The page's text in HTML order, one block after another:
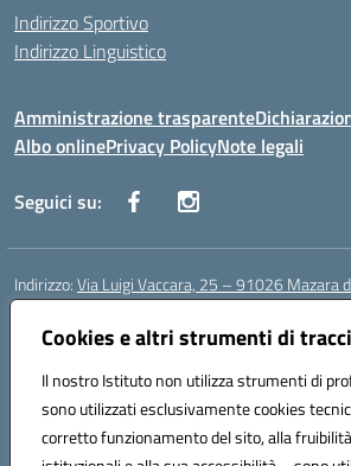
Cookies e altri strumenti di
Il nostro Istituto non utilizza strumenti di
sono utilizzati esclusivamente cookies
corretto funzionamento del sito, alla
Indirizzo Sportivo
Indirizzo Linguistico
Amministrazione trasparente
Albo onlinePrivacy PolicyNote legali
Seguici su:
Indirizzo:Via Luigi Vaccara, 25 – 91026 Mazara
Centralino:
Posta elettronica certificata (PEC):
Codice fiscale: 91036660818
Codice meccanografico:tpic843007
Codice Indice delle Pubbliche Amministrazioni
Codice unico di fatturazione (CUF): UFYPS3